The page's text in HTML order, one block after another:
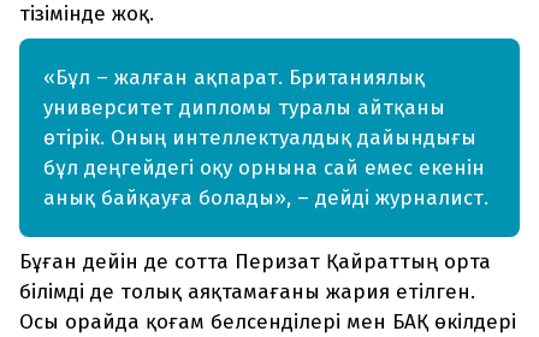
тізімінде жоқ.
«Бұл – жалған ақпарат. Британиялық
университет дипломы туралы айтқаны
өтірік. Оның интеллектуалдық дайындығы
бұл деңгейдегі оқу орнына сай емес екенін
анық байқауға болады», – дейді журналист.
Бұған дейін де сотта Перизат Қайраттың орта
білімді де толық аяқтамағаны жария етілген.
Осы орайда қоғам белсенділері мен БАҚ өкілдері